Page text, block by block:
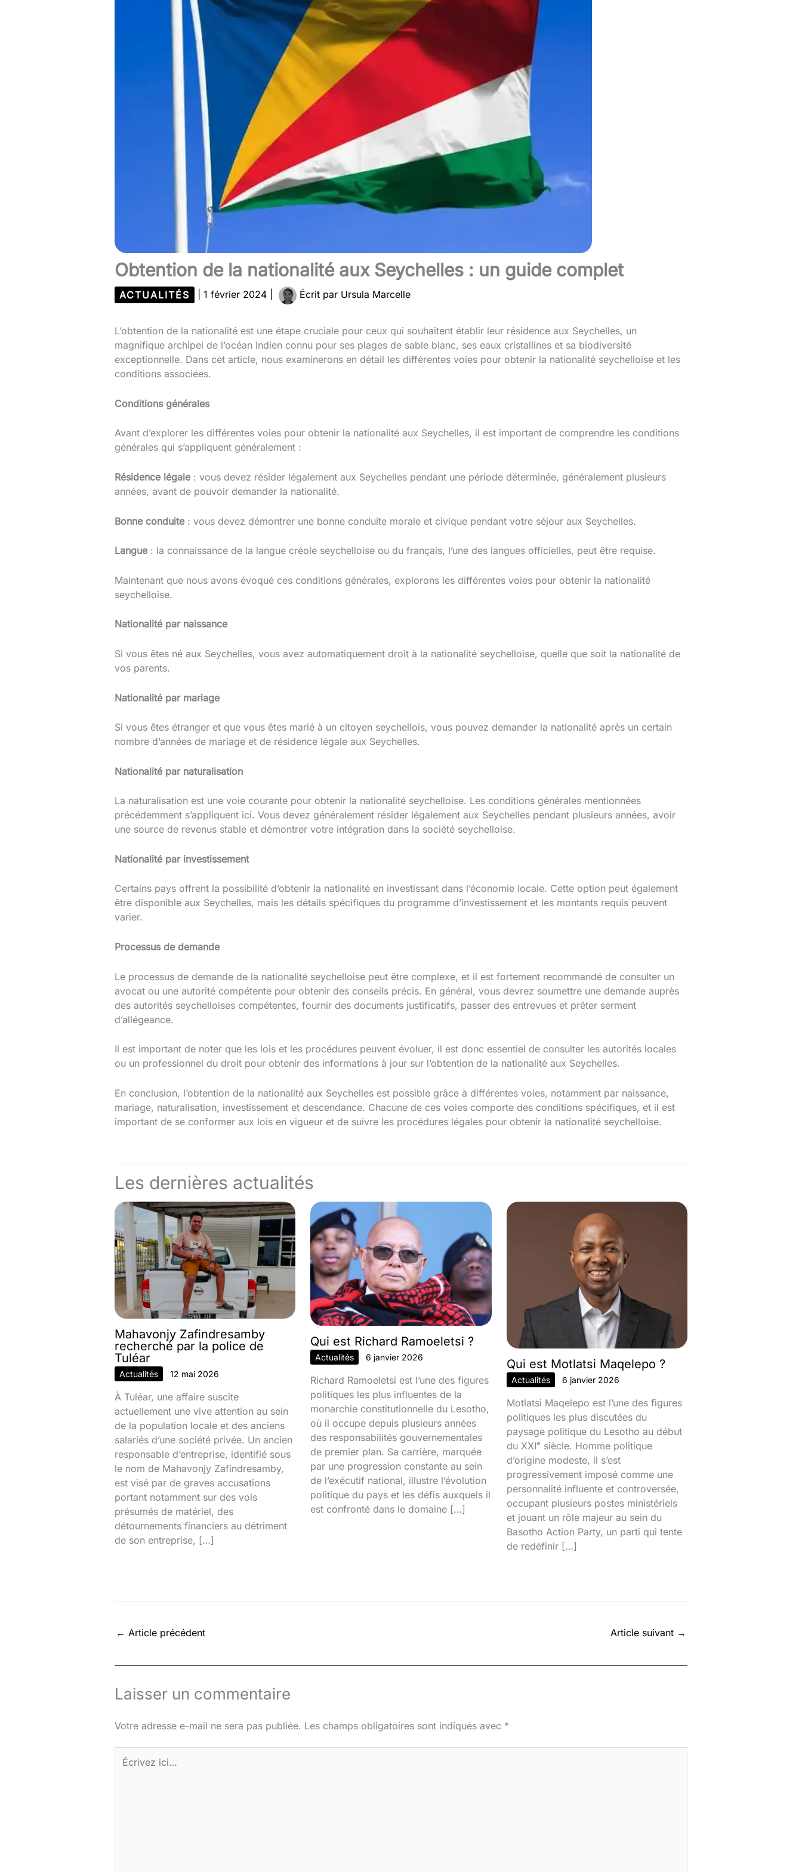
Obtention de la nationalité aux Seychelles : un guide complet
ACTUALITÉS 1 février 2024 Écrit par Ursula Marcelle
L’obtention de la nationalité est une étape cruciale pour ceux qui souhaitent établir leur résidence aux Seychelles, un
magnifique archipel de l’océan Indien connu pour ses plages de sable blanc, ses eaux cristallines et sa biodiversité
exceptionnelle. Dans cet article, nous examinerons en détail les différentes voies pour obtenir la nationalité seychelloise et les
conditions associées.
Conditions générales
Avant d’explorer les différentes voies pour obtenir la nationalité aux Seychelles, il est important de comprendre les conditions
générales qui s’appliquent généralement :
Résidence légale: vous devez résider légalement aux Seychelles pendant une période déterminée, généralement plusieurs
années, avant de pouvoir demander la nationalité.
Bonne conduite: vous devez démontrer une bonne conduite morale et civique pendant votre séjour aux Seychelles.
Langue: la connaissance de la langue créole seychelloise ou du français, l’une des langues officielles, peut être requise.
Maintenant que nous avons évoqué ces conditions générales, explorons les différentes voies pour obtenir la nationalité
seychelloise.
Nationalité par naissance
Si vous êtes né aux Seychelles, vous avez automatiquement droit à la nationalité seychelloise, quelle que soit la nationalité de
vos parents.
Nationalité par mariage
Si vous êtes étranger et que vous êtes marié à un citoyen seychellois, vous pouvez demander la nationalité après un certain
nombre d’années de mariage et de résidence légale aux Seychelles.
Nationalité par naturalisation
La naturalisation est une voie courante pour obtenir la nationalité seychelloise. Les conditions générales mentionnées
précédemment s’appliquent ici. Vous devez généralement résider légalement aux Seychelles pendant plusieurs années, avoir
une source de revenus stable et démontrer votre intégration dans la société seychelloise.
Nationalité par investissement
Certains pays offrent la possibilité d’obtenir la nationalité en investissant dans l’économie locale. Cette option peut également
être disponible aux Seychelles, mais les détails spécifiques du programme d’investissement et les montants requis peuvent
varier.
Processus de demande
Le processus de demande de la nationalité seychelloise peut être complexe, et il est fortement recommandé de consulter un
avocat ou une autorité compétente pour obtenir des conseils précis. En général, vous devrez soumettre une demande auprès
des autorités seychelloises compétentes, fournir des documents justificatifs, passer des entrevues et prêter serment
d’allégeance.
Il est important de noter que les lois et les procédures peuvent évoluer, il est donc essentiel de consulter les autorités locales
ou un professionnel du droit pour obtenir des informations à jour sur l’obtention de la nationalité aux Seychelles.
En conclusion, l’obtention de la nationalité aux Seychelles est possible grâce à différentes voies, notamment par naissance,
mariage, naturalisation, investissement et descendance. Chacune de ces voies comporte des conditions spécifiques, et il est
important de se conformer aux lois en vigueur et de suivre les procédures légales pour obtenir la nationalité seychelloise.
Les dernières actualités
Mahavonjy Zafindresamby
recherché par la police de
Tuléar
Actualités 12 mai 2026
À Tuléar, une affaire suscite
actuellement une vive attention au sein
de la population locale et des anciens
salariés d’une société privée. Un ancien
responsable d’entreprise, identifié sous
le nom de Mahavonjy Zafindresamby,
est visé par de graves accusations
portant notamment sur des vols
présumés de matériel, des
détournements financiers au détriment
de son entreprise, […]
Qui est Richard Ramoeletsi ?
Actualités 6 janvier 2026
Richard Ramoeletsi est l’une des figures
politiques les plus influentes de la
monarchie constitutionnelle du Lesotho,
où il occupe depuis plusieurs années
des responsabilités gouvernementales
de premier plan. Sa carrière, marquée
par une progression constante au sein
de l’exécutif national, illustre l’évolution
politique du pays et les défis auxquels il
est confronté dans le domaine […]
Qui est Motlatsi Maqelepo ?
Actualités 6 janvier 2026
Motlatsi Maqelepo est l’une des figures
politiques les plus discutées du
paysage politique du Lesotho au début
du XXIᵉ siècle. Homme politique
d’origine modeste, il s’est
progressivement imposé comme une
personnalité influente et controversée,
occupant plusieurs postes ministériels
et jouant un rôle majeur au sein du
Basotho Action Party, un parti qui tente
de redéfinir […]
← Article précédent Article suivant →
Laisser un commentaire
Votre adresse e-mail ne sera pas publiée. Les champs obligatoires sont indiqués avec *
ici…